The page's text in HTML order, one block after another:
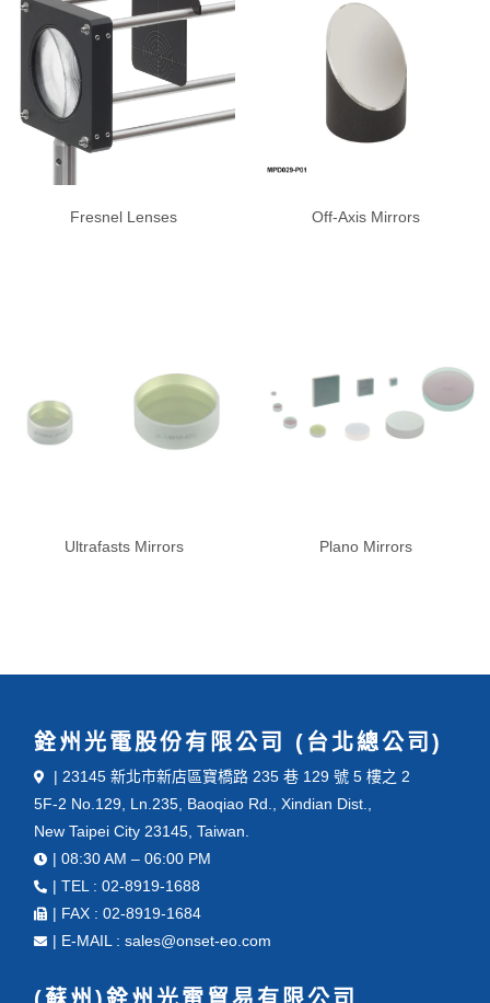
Fresnel Lenses Off-Axis Mirrors
Ultrafasts Mirrors Plano Mirrors
銓州光電股份有限公司 (台北總公司)
| 23145 新北市新店區寶橋路 235 巷 129 號 5 樓之 2
5F-2 No.129, Ln.235, Baoqiao Rd., Xindian Dist.,
New Taipei City 23145, Taiwan.
| 08:30 AM – 06:00 PM
| TEL : 02-8919-1688
| FAX : 02-8919-1684
| E-MAIL : sales@onset-eo.com